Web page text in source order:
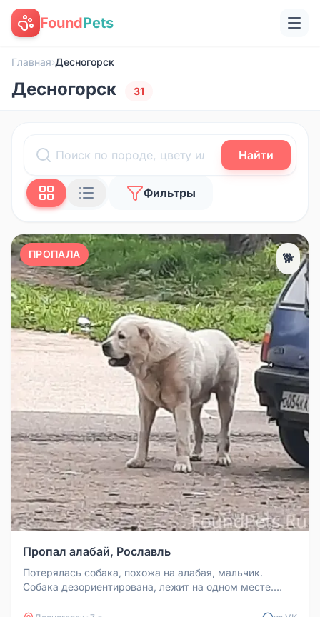
FoundPets
Главная›Десногорск
Десногорск 31
Найти
Фильтры
ПРОПАЛА 🐕
Пропал алабай, Рославль
Потерялась собака, похожа на алабая, мальчик.
Собака дезориентирована, лежит на одном месте.